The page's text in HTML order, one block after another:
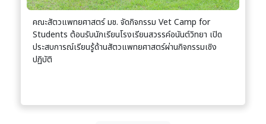
รม Vet Camp for
สวรรค์อนันต์วิทยา เปิด
าสตร์ผ่านกิจกรรมเชิง
คณะสัตวแพทยศาสตร์ มช. ขยายเครือข่า
นานาชาติ ร่วมถ่ายทอดองค์ความรู้และต่
สาธารณรัฐประชาชนจีน